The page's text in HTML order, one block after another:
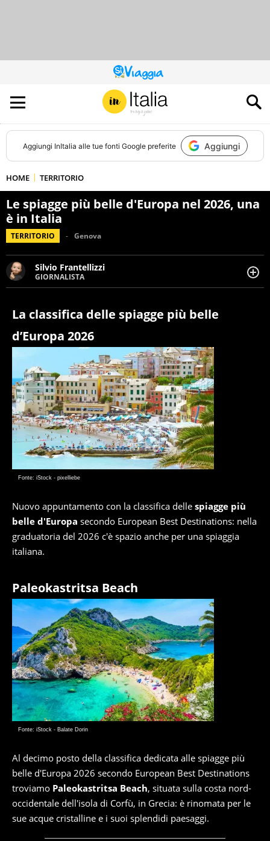
QUESTO
SITO
CONTRIBUISCE
ALL’AUDIENCE
DI
Aggiungi InItalia alle tue fonti Google preferite Aggiungi
HOME TERRITORIO
Le spiagge più belle d'Europa nel 2026, una
è in Italia
TERRITORIO Genova
Silvio Frantellizzi
GIORNALISTA
Giornalista pubblicista. Da oltre dieci anni si occupa di
cronaca, motori, spettacolo e videogame.
La classifica delle spiagge più belle
d’Europa 2026
Fonte: iStock - pixelliebe
Nuovo appuntamento con la classifica delle spiagge più
belle d'Europa secondo European Best Destinations: nella
graduatoria del 2026 c'è spazio anche per una spiaggia
italiana.
Paleokastritsa Beach
Fonte: iStock - Balate Dorin
Al decimo posto della classifica dedicata alle spiagge più
belle d'Europa 2026 secondo European Best Destinations
troviamo Paleokastritsa Beach, situata sulla costa nord-
occidentale dell'isola di Corfù, in Grecia: è rinomata per le
sue acque cristalline e i suoi splendidi paesaggi.